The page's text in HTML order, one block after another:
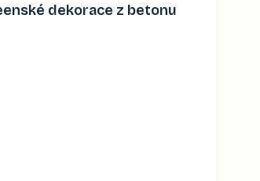
dekorace z betonu